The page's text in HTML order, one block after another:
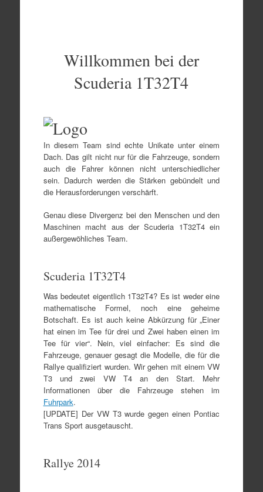
Willkommen bei der
Scuderia 1T32T4
In diesem Team sind echte Unikate unter einem
Dach. Das gilt nicht nur für die Fahrzeuge, sondern
auch die Fahrer können nicht unterschiedlicher
sein. Dadurch werden die Stärken gebündelt und
die Herausforderungen verschärft.
Genau diese Divergenz bei den Menschen und den
Maschinen macht aus der Scuderia 1T32T4 ein
außergewöhliches Team.
Scuderia 1T32T4
Was bedeutet eigentlich 1T32T4? Es ist weder eine
mathematische Formel, noch eine geheime
Botschaft. Es ist auch keine Abkürzung für „Einer
hat einen im Tee für drei und Zwei haben einen im
Tee für vier“. Nein, viel einfacher: Es sind die
Fahrzeuge, genauer gesagt die Modelle, die für die
Rallye qualifiziert wurden. Wir gehen mit einem VW
T3 und zwei VW T4 an den Start. Mehr
Informationen über die Fahrzeuge stehen im
Fuhrpark.
[UPDATE] Der VW T3 wurde gegen einen Pontiac
Trans Sport ausgetauscht.
Rallye 2014